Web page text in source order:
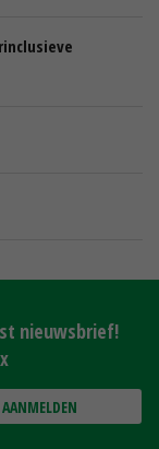
nieuwsbrief!
AANMELDEN